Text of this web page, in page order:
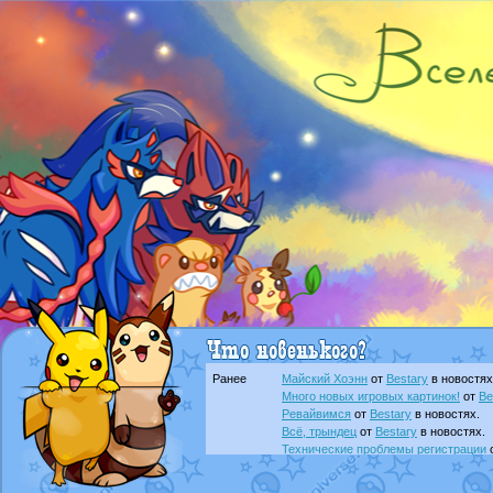
Ранее Майский Хоэнн от Bestary в
Много новых игровых картинок! от
Ревайвимся от Bestary в новостях.
Всё, трындец от Bestary в новостях.
Технические проблемы регистрации
доброе утро славянеот Dakkuв
Йолда и Мимикьюот MavisNyanCat